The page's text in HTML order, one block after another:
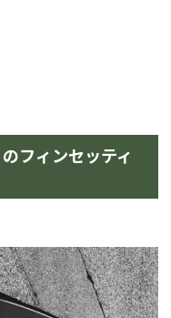
フィンセッティ